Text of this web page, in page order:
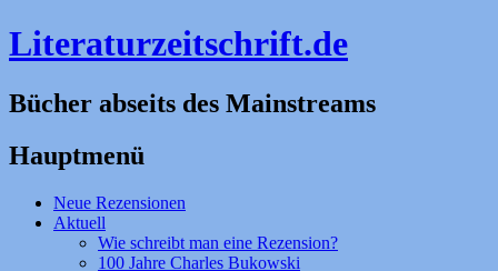
Literaturzeitschrift.de
Bücher abseits des Mainstreams
Hauptmenü
Zum
Inhalt
Neue Rezensionen
Aktuell
Wie schreibt man eine Rezension?
100 Jahre Charles Bukowski